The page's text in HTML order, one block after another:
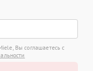
Вы соглашаетесь с